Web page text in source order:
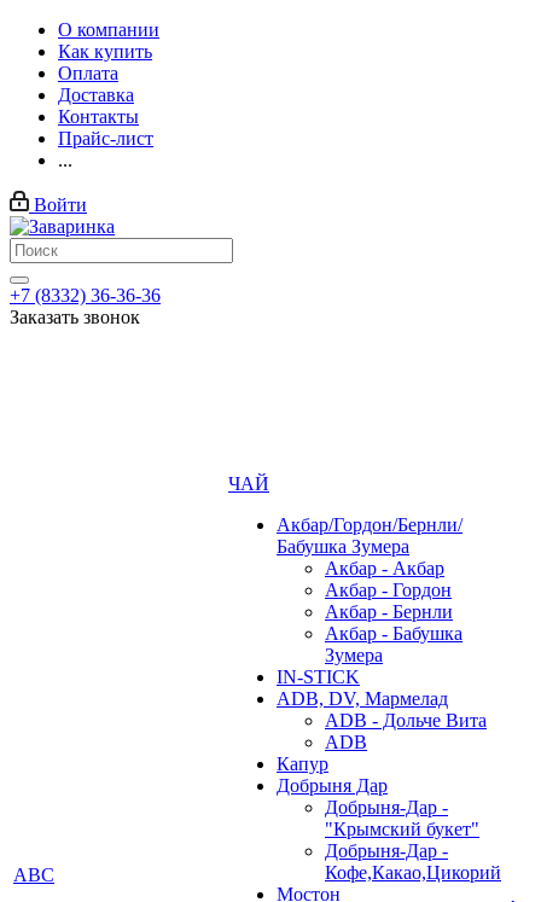
О компании
Как купить
Оплата
Доставка
Контакты
Прайс-лист
...
Войти
+7 (8332) 36-36-36
Заказать звонок
АВС
ЧАЙ
Акбар/Гордон/Бернли/
Бабушка Зумера
Акбар - Акбар
Акбар - Гордон
Акбар - Бернли
Акбар - Бабушка
Зумера
IN-STICK
ADB, DV, Мармелад
ADB - Дольче Вита
ADB
Капур
Добрыня Дар
Добрыня-Дар -
"Крымский букет"
Добрыня-Дар -
Кофе,Какао,Цикорий
Мостон